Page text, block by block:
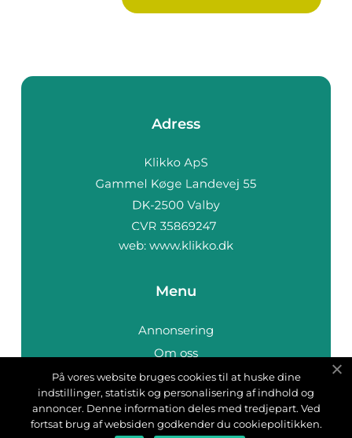
Adress
web: www.klikko.dk
Menu
Annonsering
Om oss
Cookies
Kontakta oss
Sitemap
På vores website bruges cookies til at huske dine
indstillinger, statistik og personalisering af indhold og
annoncer. Denne information deles med tredjepart. Ved
fortsat brug af websiden godkender du cookiepolitikken.